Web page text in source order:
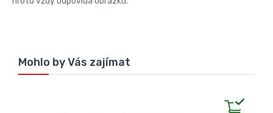
Mohlo by Vás zajímat